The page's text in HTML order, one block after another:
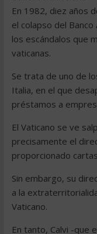
En 1982, diez años
el colapso del
los escándalos que
vaticanas.
Se trata de uno de
Italia, en el que
préstamos a
El Vaticano se ve
precisamente el
proporcionado
Sin embargo, su
a la
Vaticano.
En tanto, Calvi -que